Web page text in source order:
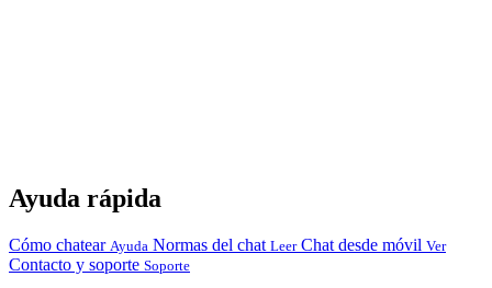
Ayuda rápida
Cómo chatear Ayuda Normas del chat Leer Chat desde móvil Ver
Contacto y soporte Soporte